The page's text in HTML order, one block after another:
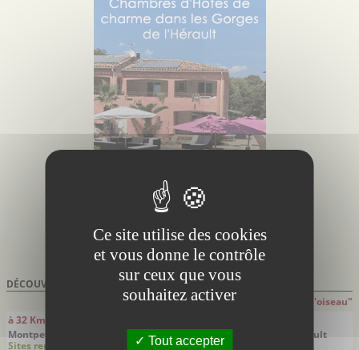
DÉCOUVRIR À PROXIMITÉ DEMONTPELLIER
Attention: distances indiquées à "Vol d'oiseau"
à 32 Km
Montpeyroux - Hérault
Sites remarquables
Saint-Jean-de-Buèges - Hérault
Villes villages
Ce site utilise des cookies
et vous donne le contrôle
sur ceux que vous
souhaitez activer
Tout accepter